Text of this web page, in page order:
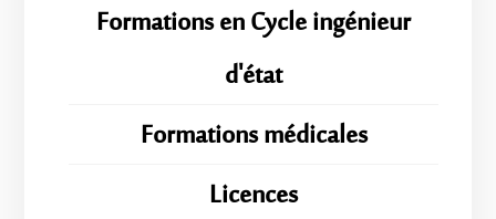
Formations en Cycle ingénieur
d'état
Formations médicales
Licences